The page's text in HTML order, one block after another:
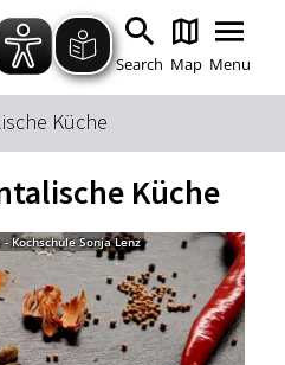
Zum Hauptinhalt springen
Zur Suche springen
Zur Hauptnavigation
Zum Footer springen
Search Map Menu
Küche
Küche
Kochschule Sonja Lenz